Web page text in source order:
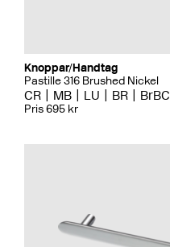
Knoppar/Handtag
Pastille 316 Brushed Nickel
CR MB LU BR BrBC
Pris 695 kr